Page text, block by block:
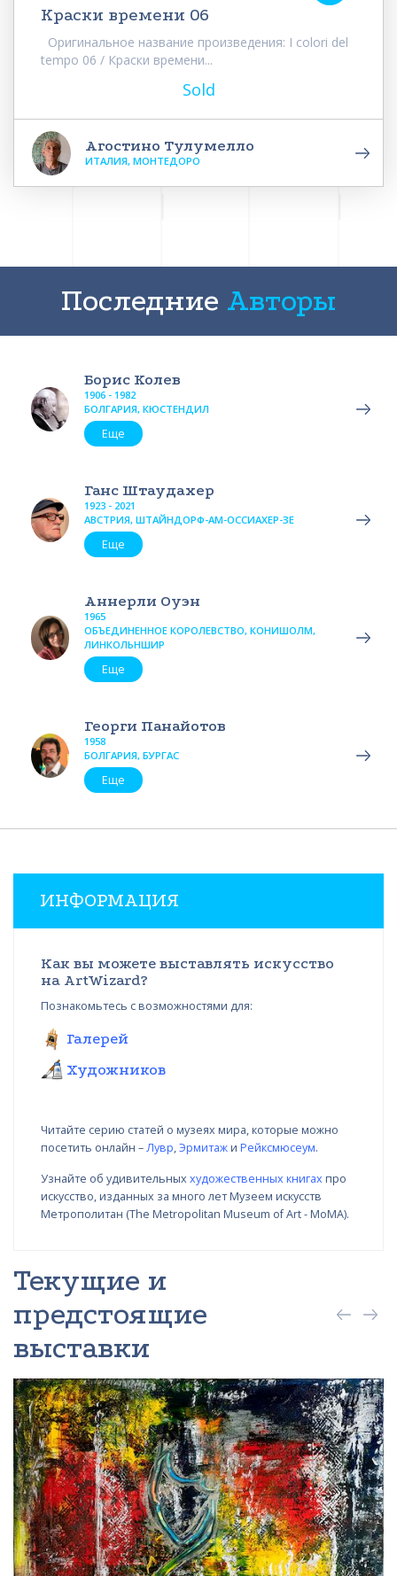
Краски времени 06
Оригинальное название произведения: I colori del
tempo 06 / Краски времени...
Sold
Агостино Тулумелло
ИТАЛИЯ, МОНТЕДОРО
Последние Авторы
Борис Колев
1906 - 1982
БОЛГАРИЯ, КЮСТЕНДИЛ
Еще
Ганс Штаудахер
1923 - 2021
АВСТРИЯ, ШТАЙНДОРФ-АМ-ОССИАХЕР-ЗЕ
Еще
Аннерли Оуэн
1965
ОБЪЕДИНЕННОЕ КОРОЛЕВСТВО, КОНИШОЛМ,
ЛИНКОЛЬНШИР
Еще
Георги Панайотов
1958
БОЛГАРИЯ, БУРГАС
Еще
ИНФОРМАЦИЯ
Как вы можете выставлять искусство
на ArtWizard?
Познакомьтесь с возможностями для:
Галерей
Художников
Читайте серию статей о музеях мира, которые можно
посетить онлайн –Лувр,Эрмитажи Рейксмюсеум.
Узнайте об удивительных художественных книгах про
искусство, изданных за много лет Музеем искусств
Метрополитан (The Metropolitan Museum of Art - MoMA).
Текущие и
предстоящие
выставки